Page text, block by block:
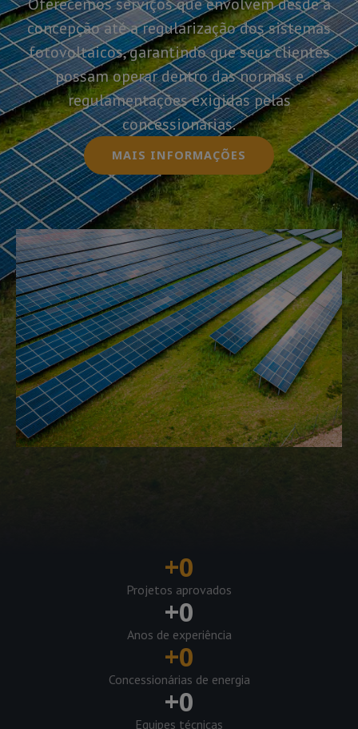
concepção até a regularização dos sistemas
fotovoltaicos, garantindo que seus clientes
possam operar dentro das normas e
regulamentações exigidas pelas
concessionárias.
MAIS INFORMAÇÕES
+0
Projetos aprovados
+0
Anos de experiência
+0
Concessionárias de energia
+0
Equipes técnicas